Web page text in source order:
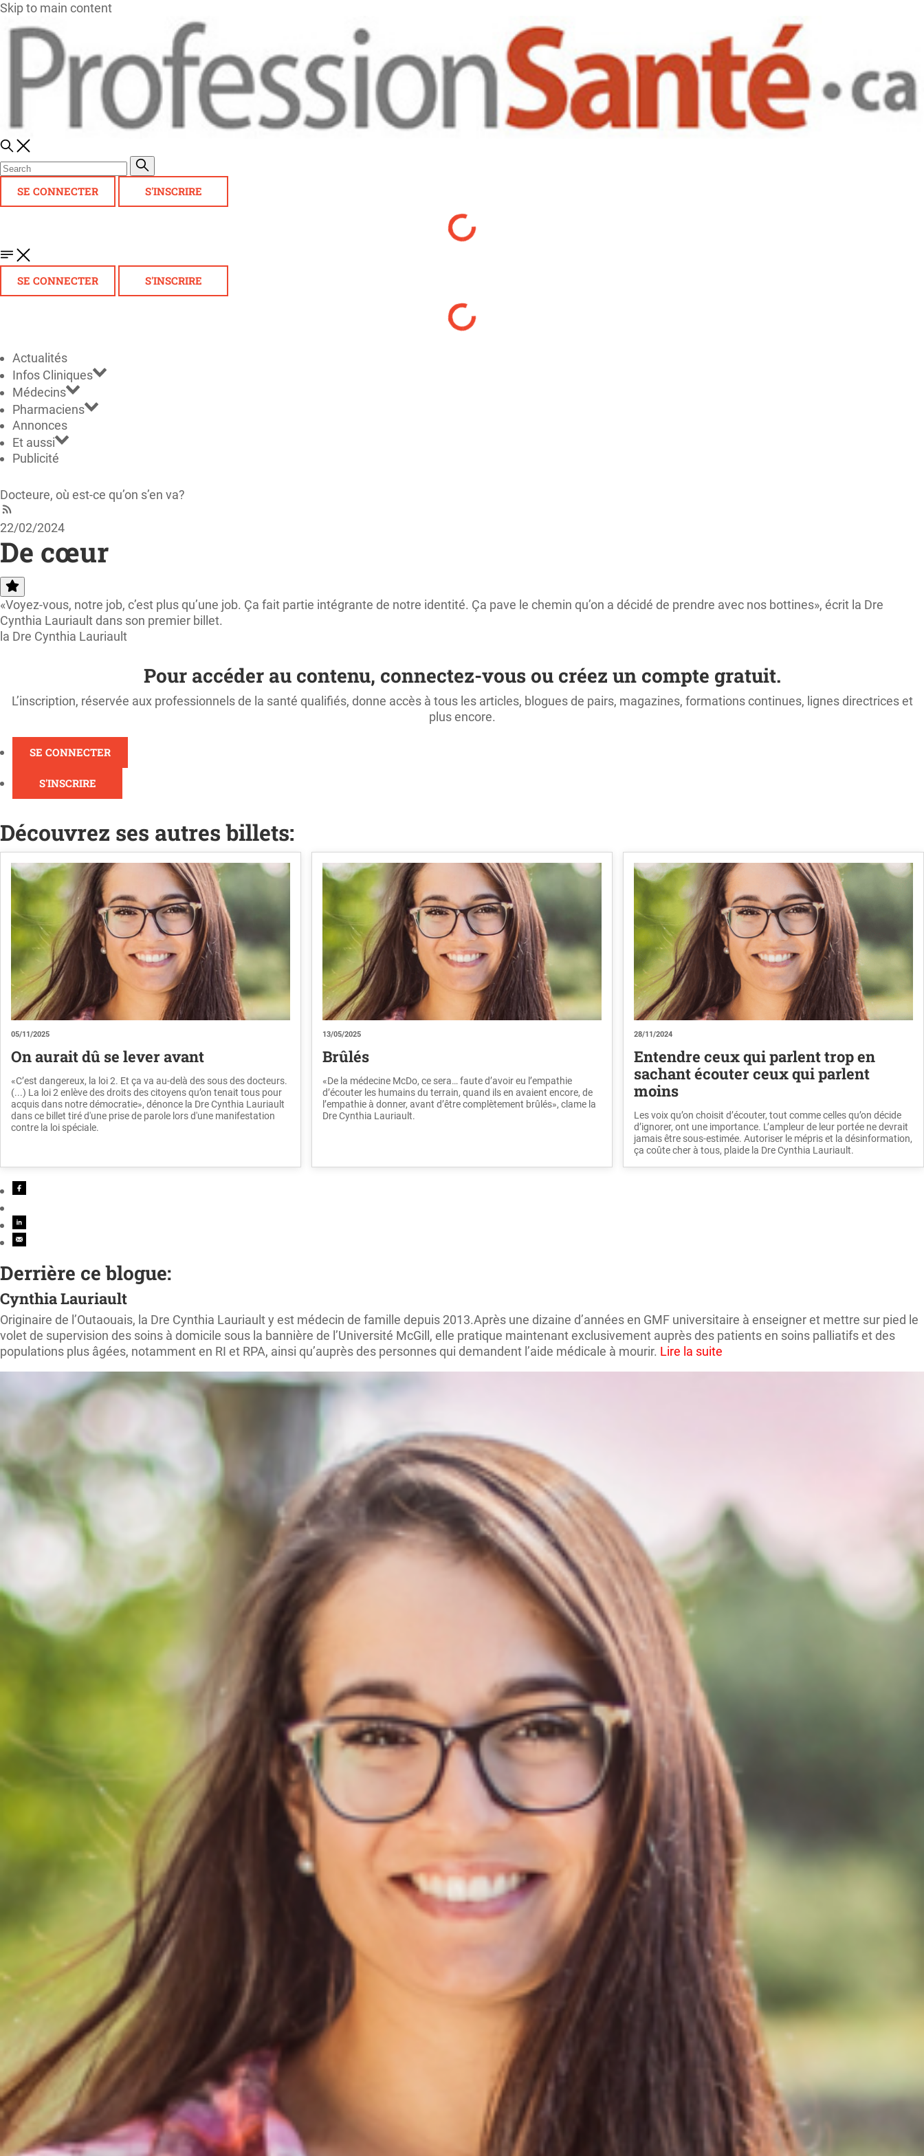
Skip to main content
SE CONNECTER S'INSCRIRE
SE CONNECTER S'INSCRIRE
Actualités
Infos Cliniques
Médecins
Pharmaciens
Annonces
Et aussi
Publicité
Docteure, où est-ce qu’on s’en va?
22/02/2024
De cœur
«Voyez-vous, notre job, c’est plus qu’une job. Ça fait partie intégrante de notre identité. Ça pave le chemin qu’on a décidé de prendre avec nos bottines», écrit la Dre
Cynthia Lauriault dans son premier billet.
la Dre Cynthia Lauriault
Pour accéder au contenu, connectez-vous ou créez un compte gratuit.
L’inscription, réservée aux professionnels de la santé qualifiés, donne accès à tous les articles, blogues de pairs, magazines, formations continues, lignes directrices et
plus encore.
SE CONNECTER
S'INSCRIRE
Découvrez ses autres billets:
05/11/2025
On aurait dû se lever avant
«C’est dangereux, la loi 2. Et ça va au-delà des sous des docteurs.
(...) La loi 2 enlève des droits des citoyens qu’on tenait tous pour
acquis dans notre démocratie», dénonce la Dre Cynthia Lauriault
dans ce billet tiré d'une prise de parole lors d'une manifestation
contre la loi spéciale.
13/05/2025
Brûlés
«De la médecine McDo, ce sera… faute d’avoir eu l’empathie
d’écouter les humains du terrain, quand ils en avaient encore, de
l’empathie à donner, avant d’être complètement brûlés», clame la
Dre Cynthia Lauriault.
28/11/2024
Entendre ceux qui parlent trop en
sachant écouter ceux qui parlent
moins
Les voix qu’on choisit d’écouter, tout comme celles qu’on décide
d’ignorer, ont une importance. L’ampleur de leur portée ne devrait
jamais être sous-estimée. Autoriser le mépris et la désinformation,
ça coûte cher à tous, plaide la Dre Cynthia Lauriault.
Derrière ce blogue:
Cynthia Lauriault
Originaire de l’Outaouais, la Dre Cynthia Lauriault y est médecin de famille depuis 2013.Après une dizaine d’années en GMF universitaire à enseigner et mettre sur pied le
volet de supervision des soins à domicile sous la bannière de l’Université McGill, elle pratique maintenant exclusivement auprès des patients en soins palliatifs et des
populations plus âgées, notamment en RI et RPA, ainsi qu’auprès des personnes qui demandent l’aide médicale à mourir. Lire la suite